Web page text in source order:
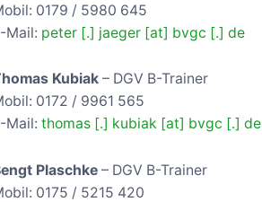
0179 / 5980 645
Mail: peter [.] jaeger [at] bvgc [.] de
Kubiak – DGV B-Trainer
0172 / 9961 565
Mail:thomas [.] kubiak [at] bvgc [.] de
Plaschke – DGV B-Trainer
0175 / 5215 420